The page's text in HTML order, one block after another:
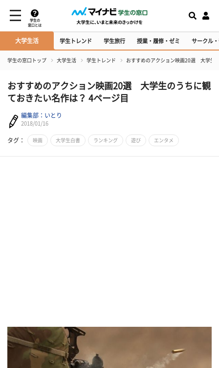
学生の
窓口とは
大学生活 学生トレンド 学生旅行 授業・履修・ゼミ サークル
学生の窓口トップ 大学生活 学生トレンド おすすめのアクション映画20選 大学生
おすすめのアクション映画20選 大学生のうちに観
ておきたい名作は？ 4ページ目
編集部：いとり
2018/01/16
タグ： 映画 大学生白書 ランキング 遊び エンタメ